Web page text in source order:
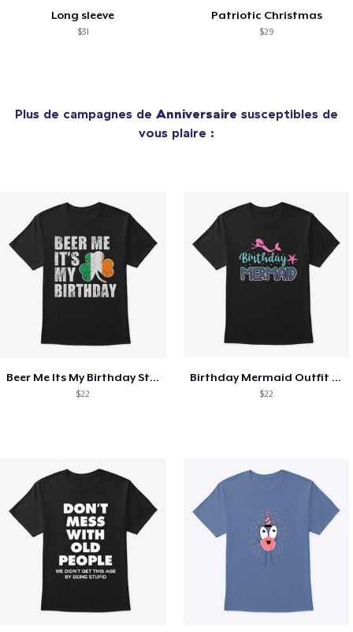
Long sleeve
$31
Patriotic Christmas
$29
Plus de campagnes de Anniversaire susceptibles de
vous plaire :
Beer Me Its My Birthday St Patricks Day
$22
Birthday Mermaid Outfit Costume
$22